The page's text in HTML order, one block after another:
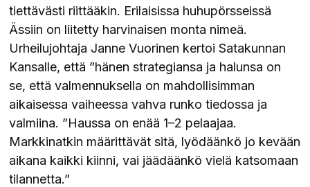
tiettävästi riittääkin. Erilaisissa huhupörsseissä
Ässiin on liitetty harvinaisen monta nimeä.
Urheilujohtaja Janne Vuorinen kertoi Satakunnan
Kansalle, että ”hänen strategiansa ja halunsa on
se, että valmennuksella on mahdollisimman
aikaisessa vaiheessa vahva runko tiedossa ja
valmiina. ”Haussa on enää 1–2 pelaajaa.
Markkinatkin määrittävät sitä, lyödäänkö jo kevään
aikana kaikki kiinni, vai jäädäänkö vielä katsomaan
tilannetta.”